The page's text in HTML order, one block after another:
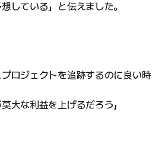
している」と伝えました。
プロジェクトを追跡するのに良い時
大な利益を上げるだろう」